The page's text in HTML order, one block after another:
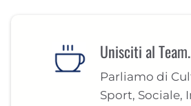
Unisciti al
Parliamo di
Sport, Sociale,